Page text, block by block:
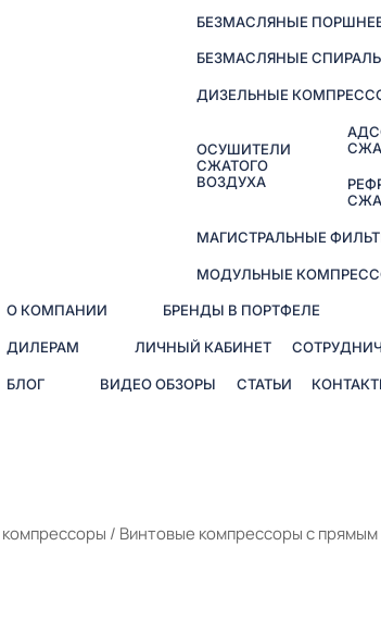
БЕЗМАСЛЯНЫЕ
БЕЗМАСЛЯНЫЕ
ДИЗЕЛЬНЫЕ
ОСУШИТЕЛИ
СЖАТОГО
ВОЗДУХА
МАГИСТРАЛЬНЫЕ
МОДУЛЬНЫЕ
О КОМПАНИИ БРЕНДЫ В ПОРТФЕЛЕ
ДИЛЕРАМ ЛИЧНЫЙ КАБИНЕТ
БЛОГ ВИДЕО ОБЗОРЫ СТАТЬИ
/ Винтовые компрессоры с